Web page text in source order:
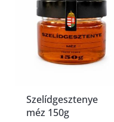
Szelídgesztenye
méz 150g